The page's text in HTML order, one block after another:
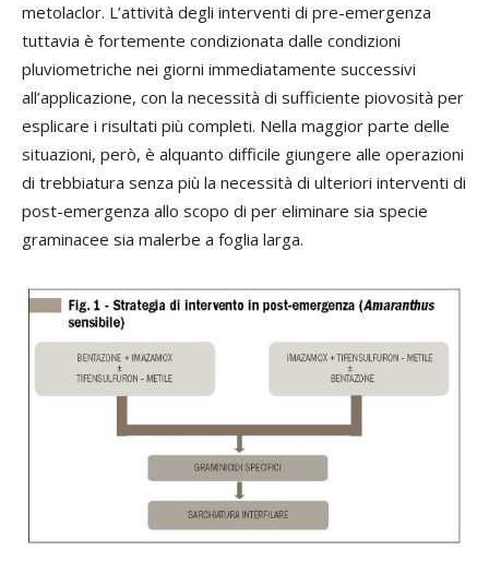
metolaclor. L’attività degli interventi di pre-emergenza
tuttavia è fortemente condizionata dalle condizioni
pluviometriche nei giorni immediatamente successivi
all’applicazione, con la necessità di sufficiente piovosità per
esplicare i risultati più completi. Nella maggior parte delle
situazioni, però, è alquanto difficile giungere alle operazioni
di trebbiatura senza più la necessità di ulteriori interventi di
post-emergenza allo scopo di per eliminare sia specie
graminacee sia malerbe a foglia larga.